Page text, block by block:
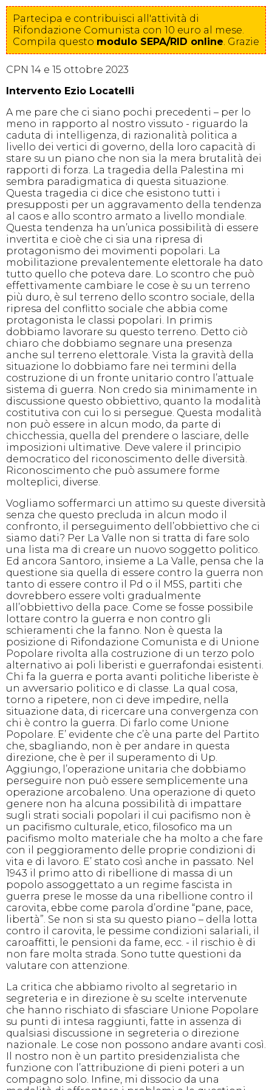
Partecipa e contribuisci all'attività di
Rifondazione Comunista con 10 euro al mese.
Compila questo modulo SEPA/RID online. Grazie
CPN 14 e 15 ottobre 2023
Intervento Ezio Locatelli
A me pare che ci siano pochi precedenti – per lo
meno in rapporto al nostro vissuto - riguardo la
caduta di intelligenza, di razionalità politica a
livello dei vertici di governo, della loro capacità di
stare su un piano che non sia la mera brutalità dei
rapporti di forza. La tragedia della Palestina mi
sembra paradigmatica di questa situazione.
Questa tragedia ci dice che esistono tutti i
presupposti per un aggravamento della tendenza
al caos e allo scontro armato a livello mondiale.
Questa tendenza ha un’unica possibilità di essere
invertita e cioè che ci sia una ripresa di
protagonismo dei movimenti popolari. La
mobilitazione prevalentemente elettorale ha dato
tutto quello che poteva dare. Lo scontro che può
effettivamente cambiare le cose è su un terreno
più duro, è sul terreno dello scontro sociale, della
ripresa del conflitto sociale che abbia come
protagonista le classi popolari. In primis
dobbiamo lavorare su questo terreno. Detto ciò
chiaro che dobbiamo segnare una presenza
anche sul terreno elettorale. Vista la gravità della
situazione lo dobbiamo fare nei termini della
costruzione di un fronte unitario contro l’attuale
sistema di guerra. Non credo sia minimamente in
discussione questo obbiettivo, quanto la modalità
costitutiva con cui lo si persegue. Questa modalità
non può essere in alcun modo, da parte di
chicchessia, quella del prendere o lasciare, delle
imposizioni ultimative. Deve valere il principio
democratico del riconoscimento delle diversità.
Riconoscimento che può assumere forme
molteplici, diverse.
Vogliamo soffermarci un attimo su queste diversità
senza che questo precluda in alcun modo il
confronto, il perseguimento dell’obbiettivo che ci
siamo dati? Per La Valle non si tratta di fare solo
una lista ma di creare un nuovo soggetto politico.
Ed ancora Santoro, insieme a La Valle, pensa che la
questione sia quella di essere contro la guerra non
tanto di essere contro il Pd o il M5S, partiti che
dovrebbero essere volti gradualmente
all’obbiettivo della pace. Come se fosse possibile
lottare contro la guerra e non contro gli
schieramenti che la fanno. Non è questa la
posizione di Rifondazione Comunista e di Unione
Popolare rivolta alla costruzione di un terzo polo
alternativo ai poli liberisti e guerrafondai esistenti.
Chi fa la guerra e porta avanti politiche liberiste è
un avversario politico e di classe. La qual cosa,
torno a ripetere, non ci deve impedire, nella
situazione data, di ricercare una convergenza con
chi è contro la guerra. Di farlo come Unione
Popolare. E’ evidente che c’è una parte del Partito
che, sbagliando, non è per andare in questa
direzione, che è per il superamento di Up.
Aggiungo, l’operazione unitaria che dobbiamo
perseguire non può essere semplicemente una
operazione arcobaleno. Una operazione di queto
genere non ha alcuna possibilità di impattare
sugli strati sociali popolari il cui pacifismo non è
un pacifismo culturale, etico, filosofico ma un
pacifismo molto materiale che ha molto a che fare
con il peggioramento delle proprie condizioni di
vita e di lavoro. E’ stato così anche in passato. Nel
1943 il primo atto di ribellione di massa di un
popolo assoggettato a un regime fascista in
guerra prese le mosse da una ribellione contro il
carovita, ebbe come parola d’ordine “pane, pace,
libertà”. Se non si sta su questo piano – della lotta
contro il carovita, le pessime condizioni salariali, il
caroaffitti, le pensioni da fame, ecc. - il rischio è di
non fare molta strada. Sono tutte questioni da
valutare con attenzione.
La critica che abbiamo rivolto al segretario in
segreteria e in direzione è su scelte intervenute
che hanno rischiato di sfasciare Unione Popolare
su punti di intesa raggiunti, fatte in assenza di
qualsiasi discussione in segreteria o direzione
nazionale. Le cose non possono andare avanti così.
Il nostro non è un partito presidenzialista che
funzione con l’attribuzione di pieni poteri a un
compagno solo. Infine, mi dissocio da una